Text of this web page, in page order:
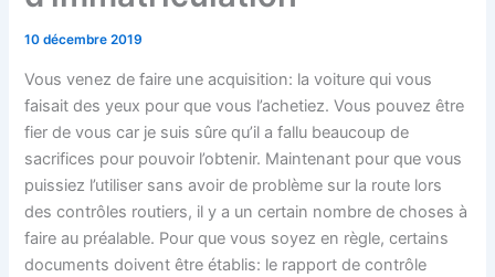
10 décembre 2019
Vous venez de faire une acquisition: la voiture qui vous
faisait des yeux pour que vous l’achetiez. Vous pouvez être
fier de vous car je suis sûre qu’il a fallu beaucoup de
sacrifices pour pouvoir l’obtenir. Maintenant pour que vous
puissiez l’utiliser sans avoir de problème sur la route lors
des contrôles routiers, il y a un certain nombre de choses à
faire au préalable. Pour que vous soyez en règle, certains
documents doivent être établis: le rapport de contrôle